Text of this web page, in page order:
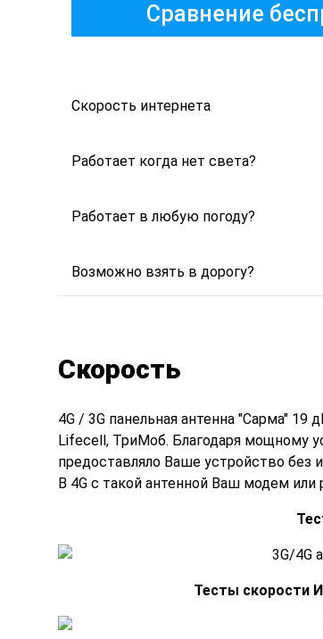
Сравнение
Скорость интернета
Работает когда нет света?
Работает в любую погоду?
Возможно взять в дорогу?
Скорость
4G / 3G панельная антенна "Сарма" 19
Lifecell, ТриМоб. Благодаря мощному
предоставляло Ваше устройство без
В 4G с такой антенной Ваш модем или
Тесты скорости